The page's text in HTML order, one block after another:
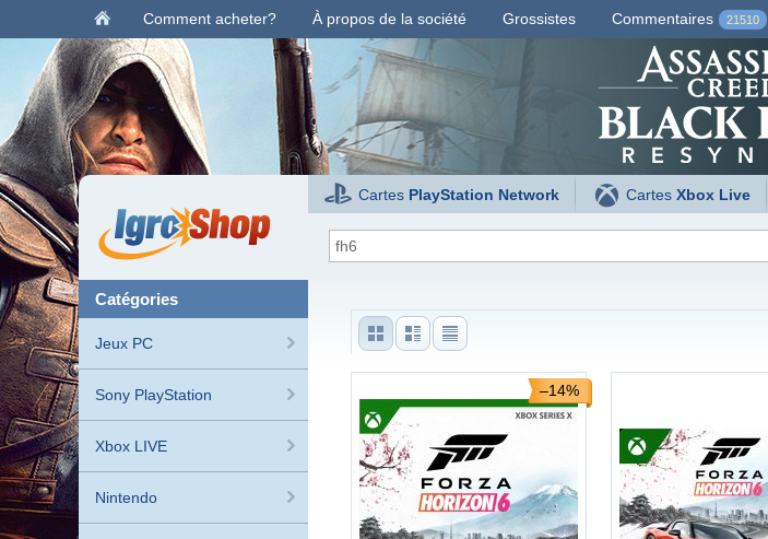
Comment acheter? À propos de la société Grossistes Commentaires 21510
Cartes PlayStation Network CartesXbox Live
catégories
Jeux PC
Sony PlayStation
Xbox LIVE
Nintendo
–14%